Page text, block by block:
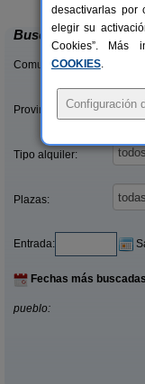
Buscar
Comunidades:
Provincias/Islas:
Tipo alquiler:
Plazas:
Entrada:
Fechas más buscadas
pueblo:
desactivarlas por
elegir su
Cookies”. Más
COOKIES.